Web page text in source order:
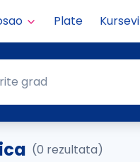
Plate Kursevi
grad
(0 rezultata)